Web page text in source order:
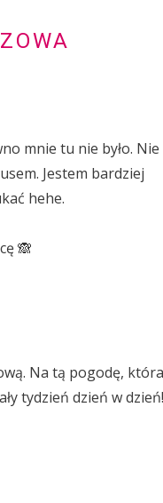
mnie tu nie było. Nie
Jestem bardziej
hehe.
🙈
Na tą pogodę, która
tydzień dzień w dzień!